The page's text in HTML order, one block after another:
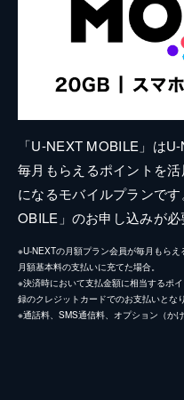
「U-NEXT MOBILE」は
毎月もらえるポイントを
になるモバイルプランで
OBILE」のお申し込みが必
※U-NEXTの月額プラン会員が毎月もら
月額基本料の支払いに充てた場合。
※決済時において支払金額に相当するポ
録のクレジットカードでのお支払いとなり
※通話料、SMS通信料、オプション（か